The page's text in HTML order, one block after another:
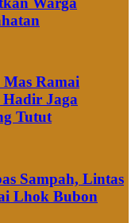
Ramai
Jaga
Tutut
Sampah, Lintas
Lhok Bubon